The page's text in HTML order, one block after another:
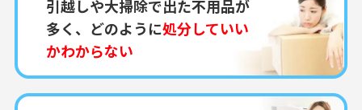
引越しや大掃除で出た不用品が
多く、どのように処分していい
かわからない